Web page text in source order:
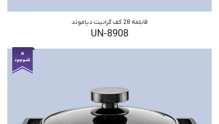
قابلمه 28 کف گرانیت دیاموند
UN-8908